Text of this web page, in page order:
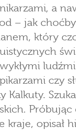
a
– jak
który
czy
Kalkuty.
Próbując
kraje, opisał